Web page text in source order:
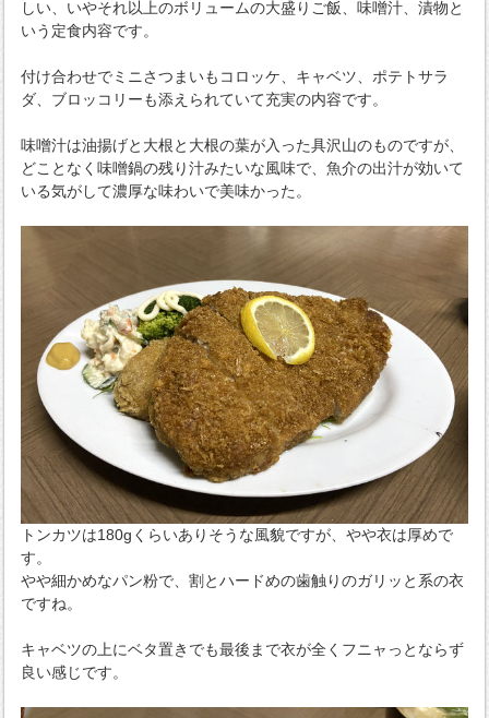
しい、いやそれ以上のボリュームの大盛りご飯、味噌汁、漬物と
いう定食内容です。
付け合わせでミニさつまいもコロッケ、キャベツ、ポテトサラ
ダ、ブロッコリーも添えられていて充実の内容です。
味噌汁は油揚げと大根と大根の葉が入った具沢山のものですが、
どことなく味噌鍋の残り汁みたいな風味で、魚介の出汁が効いて
いる気がして濃厚な味わいで美味かった。
トンカツは180gくらいありそうな風貌ですが、やや衣は厚めで
す。
やや細かめなパン粉で、割とハードめの歯触りのガリッと系の衣
ですね。
キャベツの上にベタ置きでも最後まで衣が全くフニャっとならず
良い感じです。